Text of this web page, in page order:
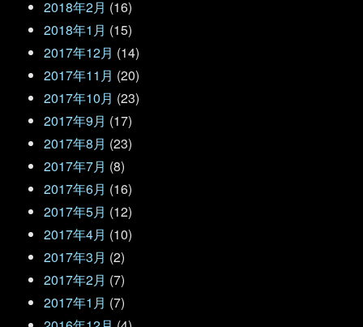
2018年2月 (16)
2018年1月 (15)
2017年12月 (14)
2017年11月 (20)
2017年10月 (23)
2017年9月 (17)
2017年8月 (23)
2017年7月 (8)
2017年6月 (16)
2017年5月 (12)
2017年4月 (10)
2017年3月 (2)
2017年2月 (7)
2017年1月 (7)